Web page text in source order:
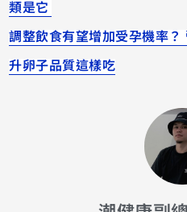
類是它
調整飲食有望增加受孕機率
升卵子品質這樣吃